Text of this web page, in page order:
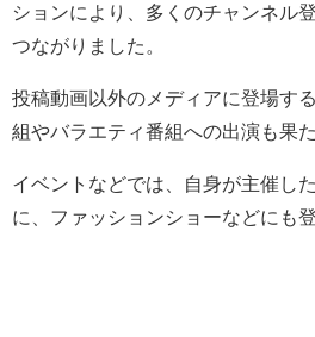
ションにより、多くのチャンネル
つながりました。
投稿動画以外のメディアに登場す
組やバラエティ番組への出演も果
イベントなどでは、自身が主催し
に、ファッションショーなどにも